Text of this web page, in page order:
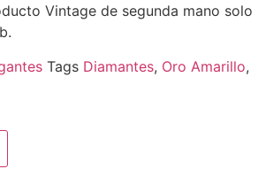
Vintage de segunda mano solo
Tags Diamantes, Oro Amarillo,